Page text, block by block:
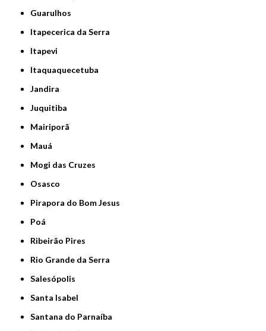
Guarulhos
Itapecerica da Serra
Itapevi
Itaquaquecetuba
Jandira
Juquitiba
Mairiporã
Mauá
Mogi das Cruzes
Osasco
Pirapora do Bom Jesus
Poá
Ribeirão Pires
Rio Grande da Serra
Salesópolis
Santa Isabel
Santana do Parnaíba